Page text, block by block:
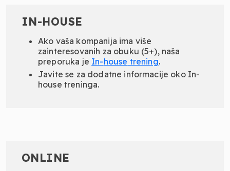
IN-HOUSE
Ako vaša kompanija ima više
zainteresovanih za obuku (5+), naša
preporuka je In-house trening.
Javite se za dodatne informacije oko In-
house treninga.
ONLINE